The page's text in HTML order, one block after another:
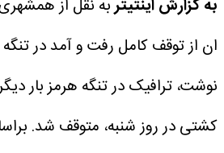
به گزارش اینتیتربه نقل از
ان از توقف کامل رفت و آمد در
نوشت، ترافیک در تنگه هرمز بار
کشتی در روز شنبه، متوقف شد.